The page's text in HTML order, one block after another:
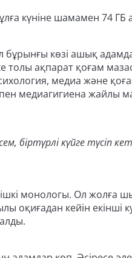
күніне шамамен 74
көзі ашық
толы ақпарат қоғам
медиа және
пен медиагигиена
біртүрлі күйге түсіп
монологы. Ол жолға
кейін екінші